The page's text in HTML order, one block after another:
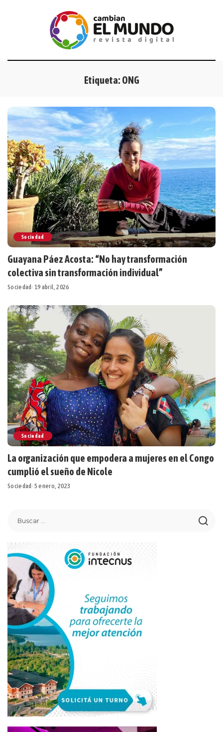
Etiqueta: ONG
Sociedad
Guayana Páez Acosta: “No hay transformación
colectiva sin transformación individual”
Sociedad 19 abril, 2026
Sociedad
La organización que empodera a mujeres en el Congo
cumplió el sueño de Nicole
Sociedad 5 enero, 2023